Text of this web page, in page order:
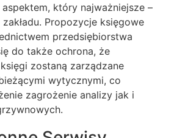
który najważniejsze –
Propozycje księgowe
przedsiębiorstwa
do także ochrona, że
zostaną zarządzane
wytycznymi, co
zagrożenie analizy jak i